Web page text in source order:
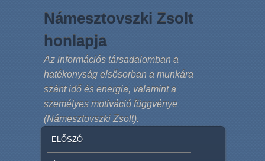
Námesztovszki Zsolt
honlapja
Az információs társadalomban a
hatékonyság elsősorban a munkára
szánt idő és energia, valamint a
személyes motiváció függvénye
(Námesztovszki Zsolt).
SKIP TO PRIMARY CONTENT
SKIP TO SECONDARY CONTENT
ELŐSZÓ